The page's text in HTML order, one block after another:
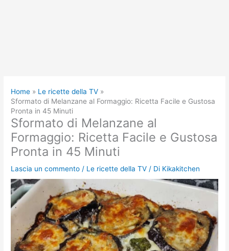
Home
Le ricette della TV
Sformato di Melanzane al Formaggio: Ricetta Facile e Gustosa
Pronta in 45 Minuti
Sformato di Melanzane al
Formaggio: Ricetta Facile e Gustosa
Pronta in 45 Minuti
Lascia un commento / Le ricette della TV / Di Kikakitchen